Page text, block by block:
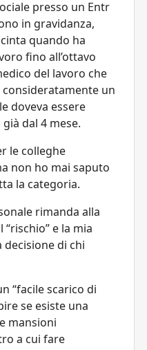
presso un Entr
in gravidanza,
quando ha
fino all’ottavo
del lavoro che
un
doveva essere
dal 4 mese.
le colleghe
non ho mai saputo
la categoria.
rimanda alla
e la mia
di chi
“facile scarico di
se esiste una
mansioni
a cui fare